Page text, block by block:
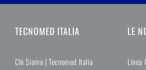
TECNOMED ITALIA
Chi Siamo | Tecnomed Italia
LE
Linea